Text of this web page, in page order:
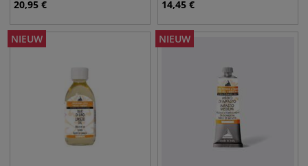
20,95 € 14,45 €
NIEUW NIEUW